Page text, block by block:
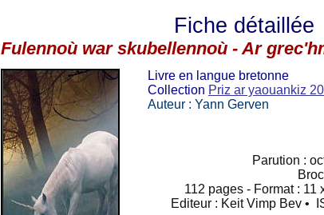
Fiche détaillée
Fulennoù war skubellennoù - Ar
Livre en langue bretonne
Collection Priz ar yaouankiz
Auteur : Yann Gerven
Parution :
112 pages - Format : 11
Editeur : Keit Vimp Bev •